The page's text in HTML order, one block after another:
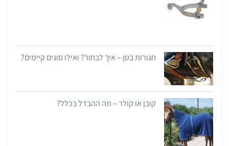
חגורות בטן – איך לבחור? ואילו סוגים קיימים?
קובן או קולר – מה ההבדל בכלל?